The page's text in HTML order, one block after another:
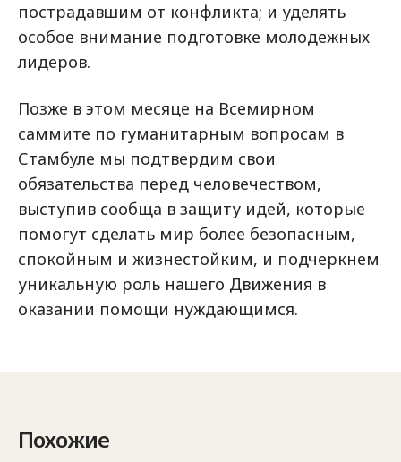
пострадавшим от конфликта; и уделять
особое внимание подготовке молодежных
лидеров.
Позже в этом месяце на Всемирном
саммите по гуманитарным вопросам в
Стамбуле мы подтвердим свои
обязательства перед человечеством,
выступив сообща в защиту идей, которые
помогут сделать мир более безопасным,
спокойным и жизнестойким, и подчеркнем
уникальную роль нашего Движения в
оказании помощи нуждающимся.
Похожие